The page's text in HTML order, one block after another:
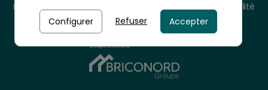
À partir de
Mentions légales
Politique de confidentialité
Politique de cookies
Groupe Briconord
Configurer Refuser Accepter